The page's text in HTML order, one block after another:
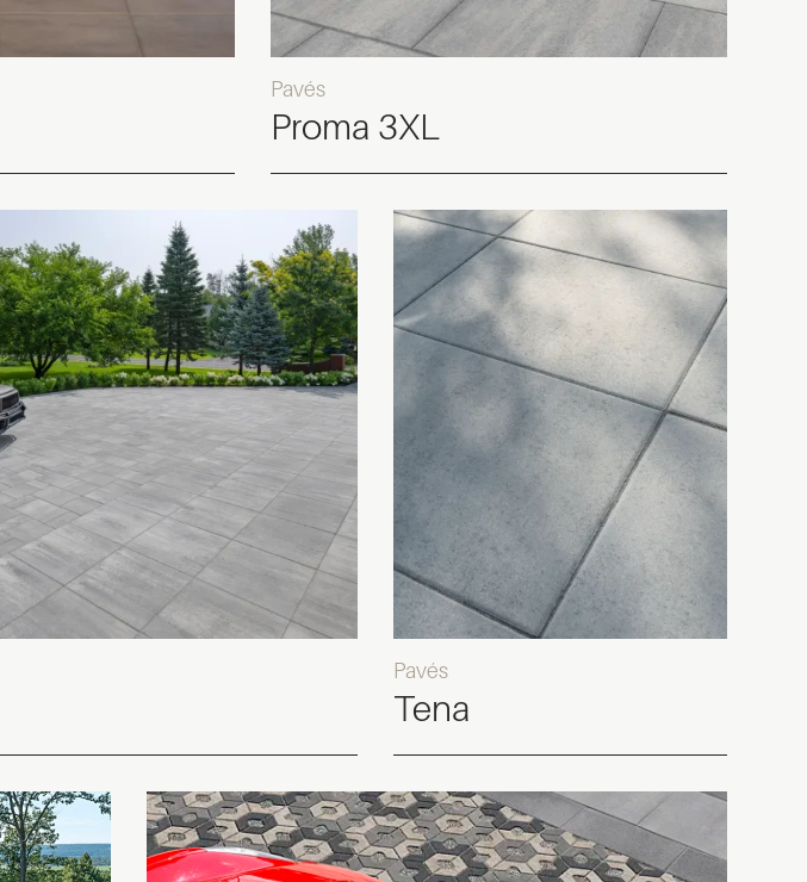
Pavés
Proma 3XL
Pavés
Tena